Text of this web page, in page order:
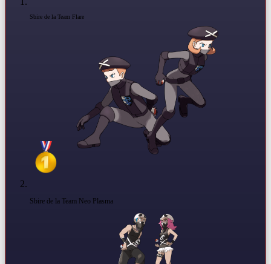
Sbire de la Team Flare
Sbire de la Team Neo Plasma